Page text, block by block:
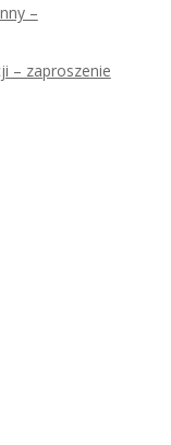
–
– zaproszenie